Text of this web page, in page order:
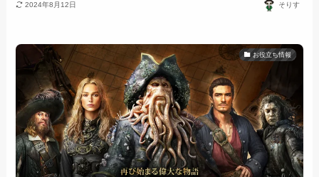
2024年8月12日 そりす
お役立ち情報